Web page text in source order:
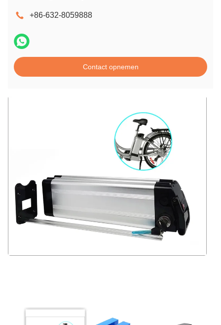
+86-632-8059888
Contact opnemen